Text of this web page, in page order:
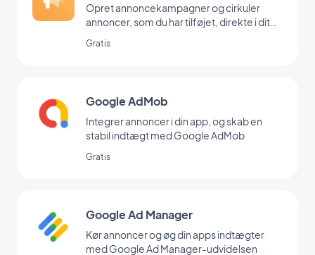
Opret annoncekampagner og cirkuler
annoncer, som du har tilføjet, direkte i dit
Gratis
Google AdMob
Integrer annoncer i din app, og skab en
stabil indtægt med Google AdMob
Gratis
Google Ad Manager
Kør annoncer og øg din apps indtægter
med Google Ad Manager-udvidelsen